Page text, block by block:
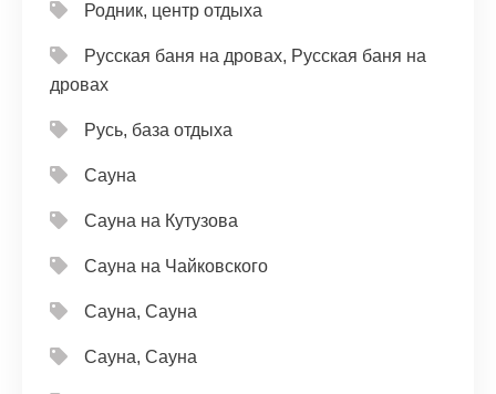
Родник, центр отдыха
Русская баня на дровах, Русская баня на
дровах
Русь, база отдыха
Сауна
Сауна на Кутузова
Сауна на Чайковского
Сауна, Сауна
Сауна, Сауна